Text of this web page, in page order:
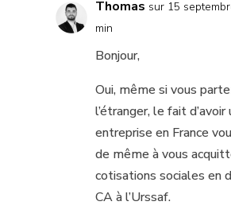
Thomas sur 15
min
Bonjour,
Oui, même si vous
l’étranger, le fait d’avoir
entreprise en France
de même à vous
cotisations sociales en
CA à l’Urssaf.